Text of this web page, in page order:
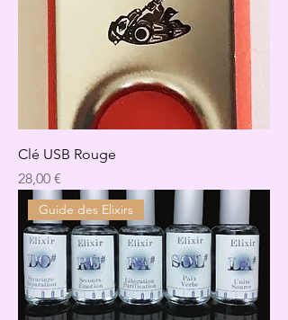
Clé USB Rouge
Precio
28,00 €
Guide des Elixirs